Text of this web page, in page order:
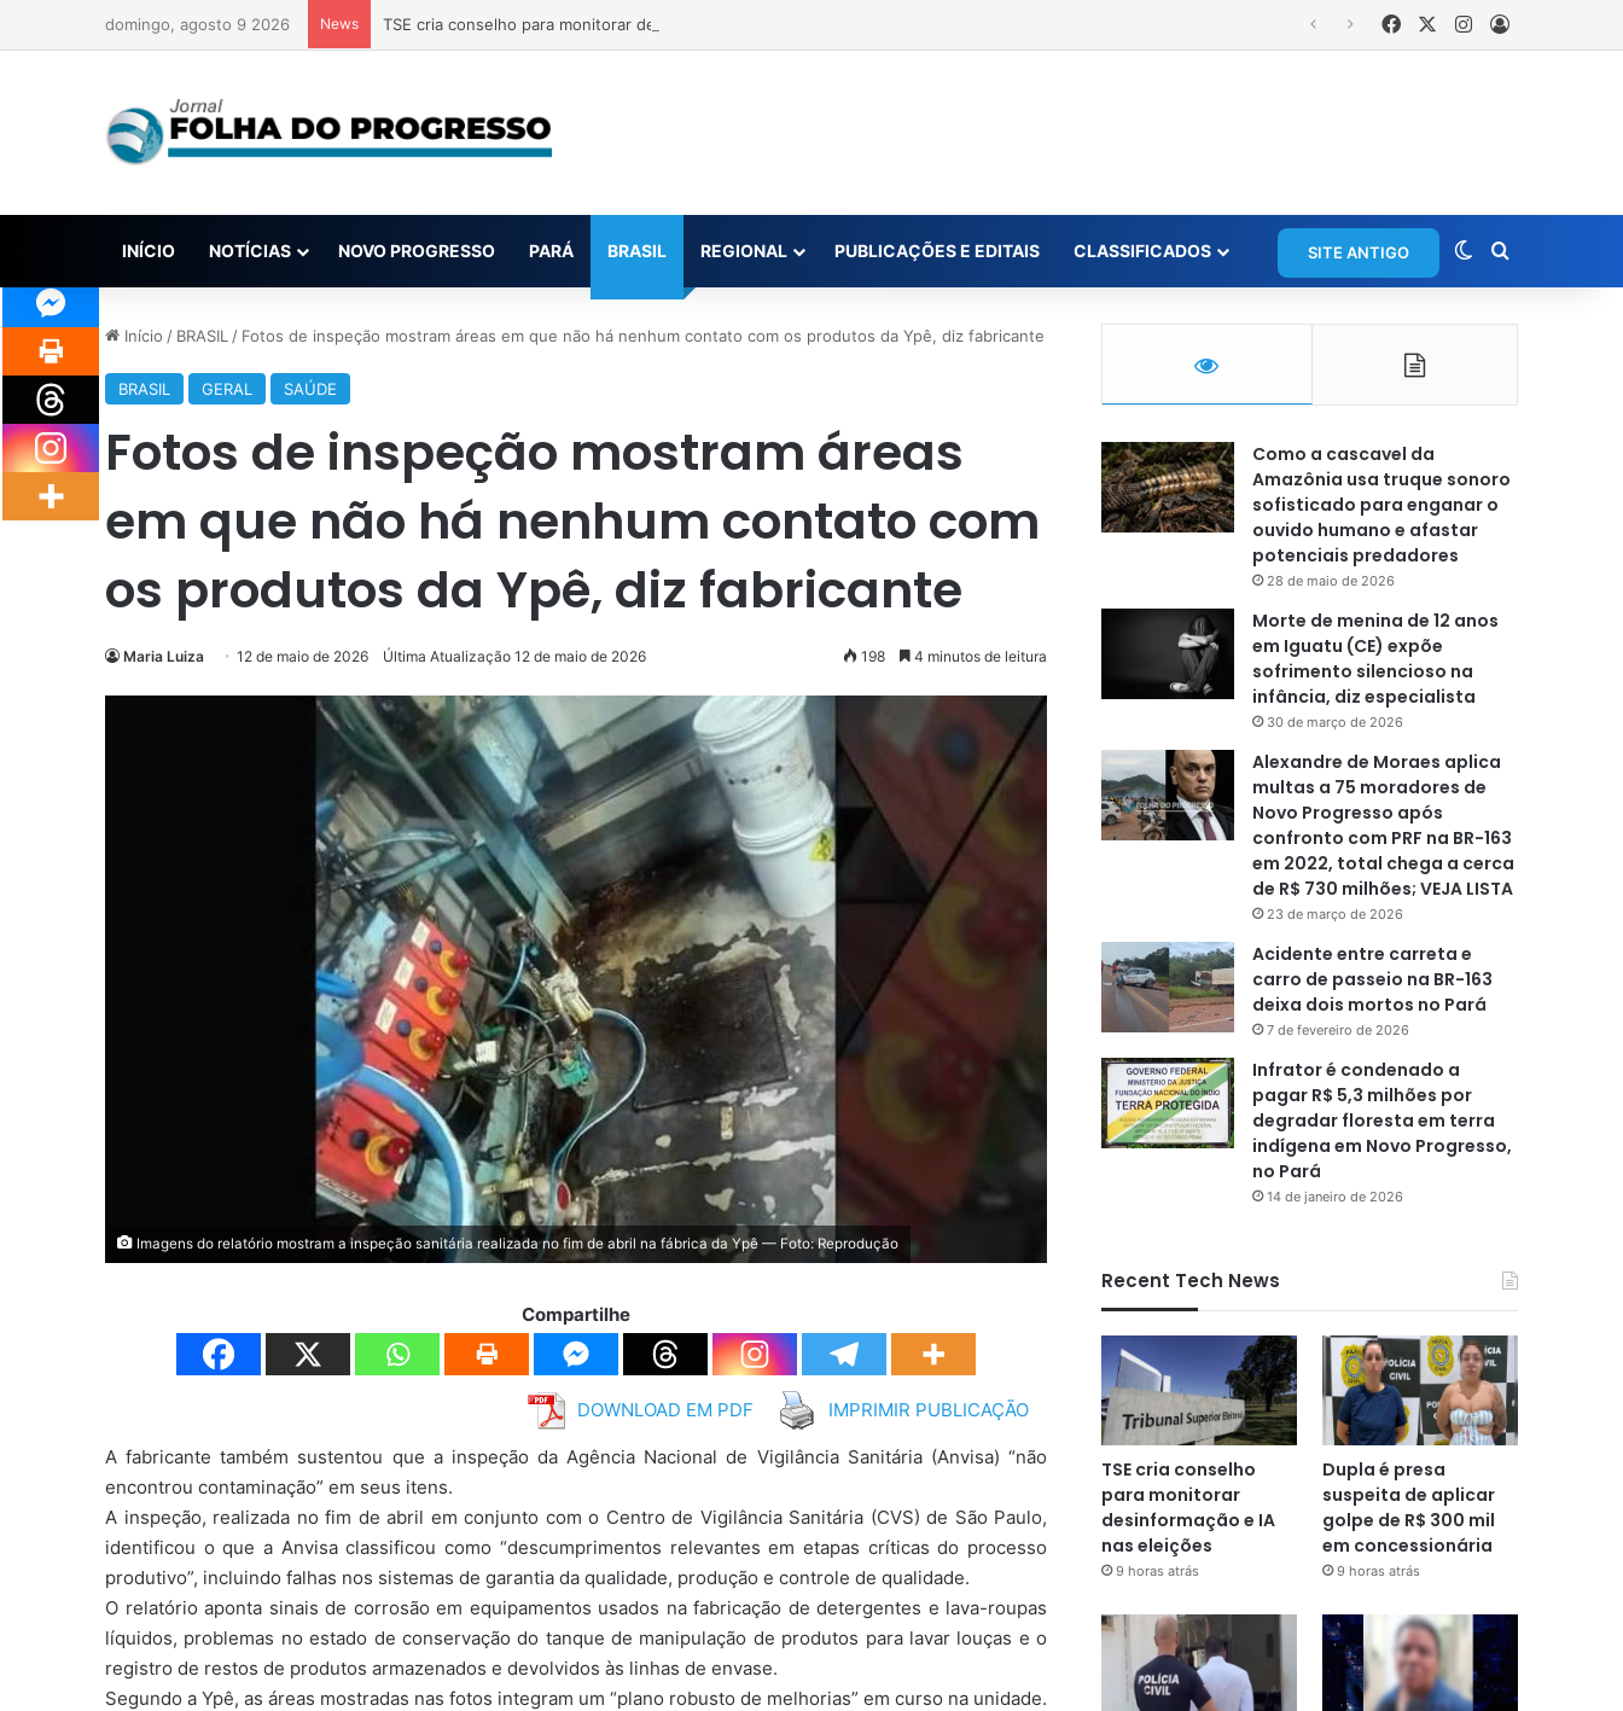
domingo, agosto 9 2026 News TSE cria conselho para monitorar desinformação e IA nas eleições FacebookInstagram
INÍCIO NOTÍCIAS NOVO PROGRESSO PARÁ BRASIL REGIONAL PUBLICAÇÕES E EDITAIS CLASSIFICADOS SITE ANTIGO Switch skin
Início / BRASIL / Fotos de inspeção mostram áreas em que não há nenhum contato com os produtos da Ypê, diz fabricante
BRASIL GERAL SAÚDE
Fotos de inspeção mostram áreas
em que não há nenhum contato com
os produtos da Ypê, diz fabricante
Maria Luiza 12 de maio de 2026 Última Atualização 12 de maio de 2026 198 4 minutos de leitura
Imagens do relatório mostram a inspeção sanitária realizada no fim de abril na fábrica da Ypê — Foto: Reprodução
Compartilhe
DOWNLOAD EM PDF IMPRIMIR PUBLICAÇÃO
A fabricante também sustentou que a inspeção da Agência Nacional de Vigilância Sanitária (Anvisa) “não
encontrou contaminação” em seus itens.
A inspeção, realizada no fim de abril em conjunto com o Centro de Vigilância Sanitária (CVS) de São Paulo,
identificou o que a Anvisa classificou como “descumprimentos relevantes em etapas críticas do processo
produtivo”, incluindo falhas nos sistemas de garantia da qualidade, produção e controle de qualidade.
O relatório aponta sinais de corrosão em equipamentos usados na fabricação de detergentes e lava-roupas
líquidos, problemas no estado de conservação do tanque de manipulação de produtos para lavar louças e o
registro de restos de produtos armazenados e devolvidos às linhas de envase.
Segundo a Ypê, as áreas mostradas nas fotos integram um “plano robusto de melhorias” em curso na unidade.
Como a cascavel da
Amazônia usa truque sonoro
sofisticado para enganar o
ouvido humano e afastar
potenciais predadores
28 de maio de 2026
Morte de menina de 12 anos
em Iguatu (CE) expõe
sofrimento silencioso na
infância, diz especialista
30 de março de 2026
Alexandre de Moraes aplica
multas a 75 moradores de
Novo Progresso após
confronto com PRF na BR-163
em 2022, total chega a cerca
de R$ 730 milhões; VEJA LISTA
23 de março de 2026
Acidente entre carreta e
carro de passeio na BR-163
deixa dois mortos no Pará
7 de fevereiro de 2026
Infrator é condenado a
pagar R$ 5,3 milhões por
degradar floresta em terra
indígena em Novo Progresso,
no Pará
14 de janeiro de 2026
Recent Tech News
TSE cria conselho
para monitorar
desinformação e IA
nas eleições
9 horas atrás
Dupla é presa
suspeita de aplicar
golpe de R$ 300 mil
em concessionária
9 horas atrás